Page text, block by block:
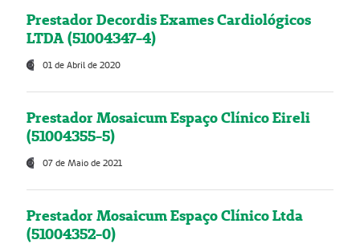
Prestador Decordis Exames Cardiológicos
LTDA (51004347-4)
01 de Abril de 2020
Prestador Mosaicum Espaço Clínico Eireli
(51004355-5)
07 de Maio de 2021
Prestador Mosaicum Espaço Clínico Ltda
(51004352-0)